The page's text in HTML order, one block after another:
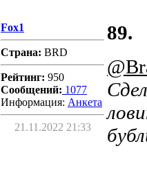
Fox1
Страна: BRD
Рейтинг: 950
Сообщений: 1077
Информация: Aнкета
21.11.2022 21:33
89.